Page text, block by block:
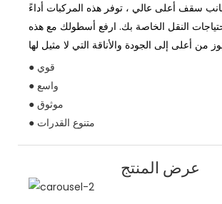
إلى جانب سقف أعلى عالي ، توفر هذه المركبات أداءً
النقل الخاصة بك. ارفع أسطولك مع هذه
● قوي
● واسع
● موثوق
● متنوع القدرات
عرض المنتج